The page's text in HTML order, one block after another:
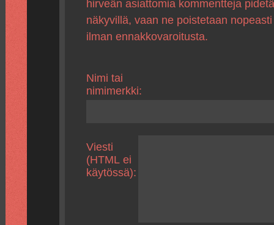
hirveän asiattomia kommentteja pidetä
näkyvillä, vaan ne poistetaan
ilman ennakkovaroitusta.
Nimi tai
nimimerkki:
Viesti
(HTML ei
käytössä):